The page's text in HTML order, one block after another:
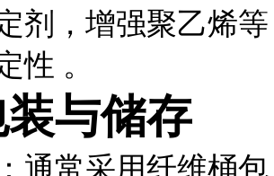
剂，增强聚乙烯等
性 。
装与储存
通常采用纤维桶包